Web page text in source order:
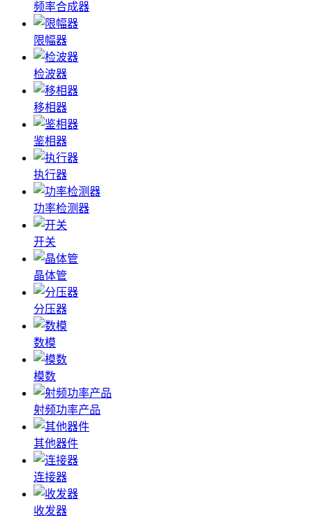
频率合成器
限幅器
检波器
移相器
鉴相器
执行器
功率检测器
开关
晶体管
分压器
数模
模数
射频功率产品
其他器件
连接器
收发器